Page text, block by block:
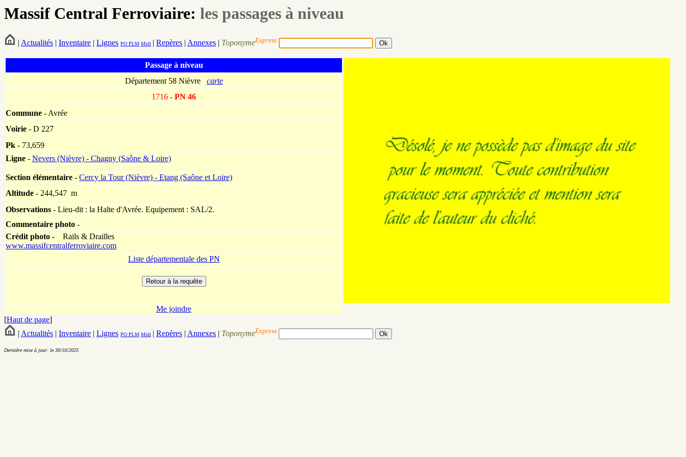
Massif Central Ferroviaire: les passages à niveau
| Actualités | Inventaire | Lignes PO PLM Midi | Repères | Annexes | ToponymeExpress
Passage à niveau
Département 58 Nièvre carte
1716 - PN 46
Commune - Avrée
Voirie - D 227
Pk - 73,659
Ligne - Nevers (Nièvre) - Chagny (Saône & Loire)
Section élémentaire - Cercy la Tour (Nièvre) - Etang (Saône et Loire)
Altitude - 244,547 m
Observations - Lieu-dit : la Halte d'Avrée. Equipement : SAL/2.
Commentaire photo -
Crédit photo - Rails & Drailles
www.massifcentralferroviaire.com
Liste départementale des PN
Me joindre
[Haut de page]
| Actualités | Inventaire | Lignes PO PLM Midi | Repères | Annexes | ToponymeExpress
Dernière mise à jour: le 30/10/2025